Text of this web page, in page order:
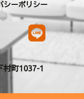
シーポリシー
村町1037-1